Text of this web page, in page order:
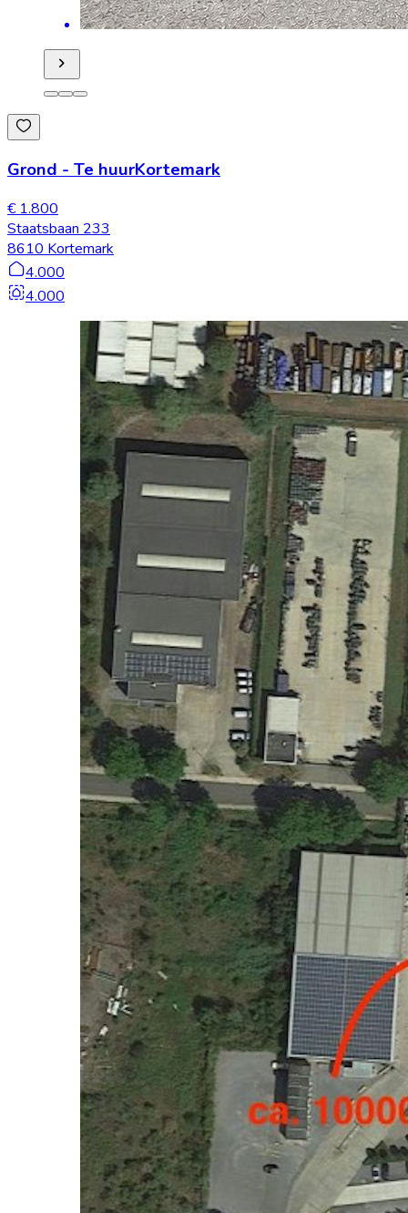
Grond - Te huurKortemark
€ 1.800
Staatsbaan 233
8610 Kortemark
4.000
4.000